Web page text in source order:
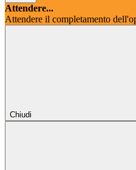
Attendere...
Attendere il completamento
Chiudi